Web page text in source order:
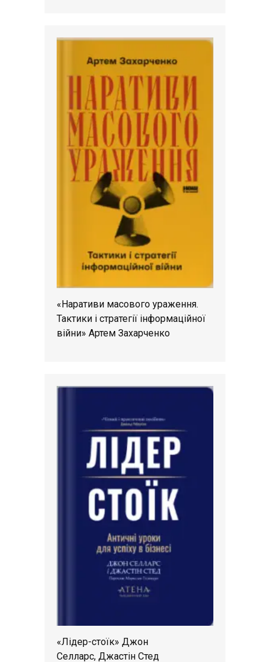
«Наративи масового ураження.
Тактики і стратегії інформаційної
війни» Артем Захарченко
«Лідер-стоїк» Джон
Селларс, Джастін Стед